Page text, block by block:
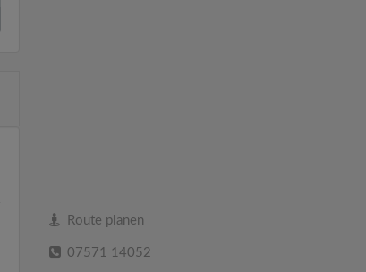
Route planen
07571 14052